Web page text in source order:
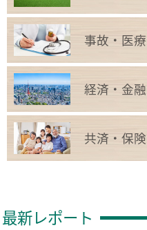
事故・医療
経済・金融
共済・保険
最新レポート